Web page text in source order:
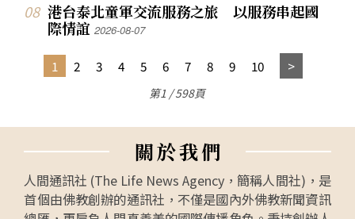
港台泰北童軍交流服務之旅 以服務串起國
際情誼2026-08-07
1 2 3 4 5 6 7 8 9 10
第1 / 598頁
關於我們
人間通訊社 (The Life News Agency，簡稱人間社)，是
首個由佛教創辦的通訊社，不僅是國內外佛教新聞資訊